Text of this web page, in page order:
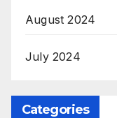
August 2024
July 2024
Categories